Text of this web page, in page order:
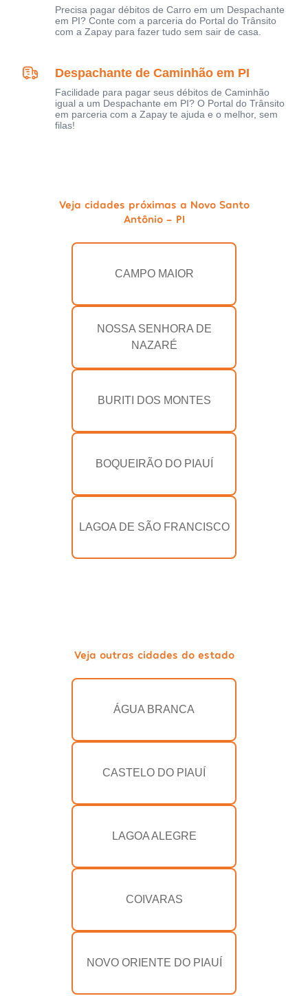
Precisa pagar débitos de Carro em um Despachante
em PI? Conte com a parceria do Portal do Trânsito
com a Zapay para fazer tudo sem sair de casa.
Despachante de Caminhão em PI
Facilidade para pagar seus débitos de Caminhão
igual a um Despachante em PI? O Portal do Trânsito
em parceria com a Zapay te ajuda e o melhor, sem
filas!
Veja cidades próximas a Novo Santo
Antônio - PI
CAMPO MAIOR
NOSSA SENHORA DE
NAZARÉ
BURITI DOS MONTES
BOQUEIRÃO DO PIAUÍ
LAGOA DE SÃO FRANCISCO
Veja outras cidades do estado
ÁGUA BRANCA
CASTELO DO PIAUÍ
LAGOA ALEGRE
COIVARAS
NOVO ORIENTE DO PIAUÍ